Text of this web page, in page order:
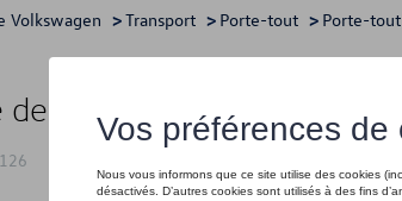
Volkswagen >Transport > Porte-tout > Porte-tout
barres de toit, argent